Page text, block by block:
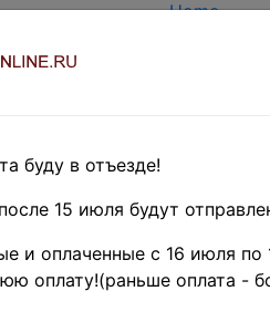
Home
TERMS
Home»
буду в отъезде!
15 июля будут
и оплаченные с 16 июля по
оплату!(раньше оплата -